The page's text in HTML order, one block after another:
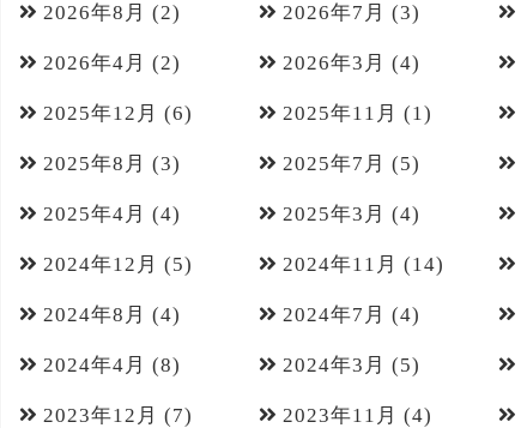
2026年8月 (2) 2026年7月 (3)
2026年4月 (2) 2026年3月 (4)
2025年12月 (6) 2025年11月 (1)
2025年8月 (3) 2025年7月 (5)
2025年4月 (4) 2025年3月 (4)
2024年12月 (5) 2024年11月 (14)
2024年8月 (4) 2024年7月 (4)
2024年4月 (8) 2024年3月 (5)
2023年12月 (7) 2023年11月 (4)